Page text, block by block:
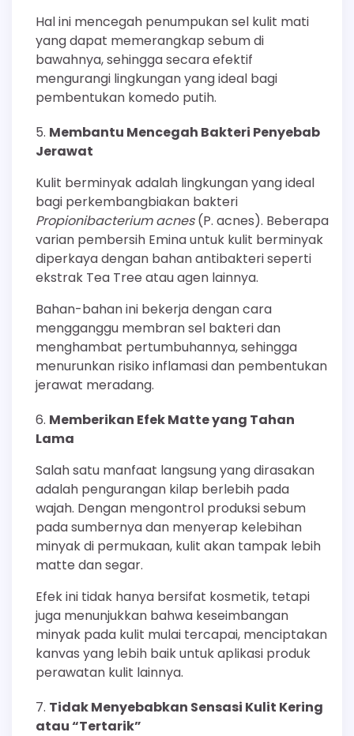
Hal ini mencegah penumpukan sel kulit mati
yang dapat memerangkap sebum di
bawahnya, sehingga secara efektif
mengurangi lingkungan yang ideal bagi
pembentukan komedo putih.
Membantu Mencegah Bakteri Penyebab
Jerawat
Kulit berminyak adalah lingkungan yang ideal
bagi perkembangbiakan bakteri
Propionibacterium acnes(P. acnes). Beberapa
varian pembersih Emina untuk kulit berminyak
diperkaya dengan bahan antibakteri seperti
ekstrak Tea Tree atau agen lainnya.
Bahan-bahan ini bekerja dengan cara
mengganggu membran sel bakteri dan
menghambat pertumbuhannya, sehingga
menurunkan risiko inflamasi dan pembentukan
jerawat meradang.
Memberikan Efek Matte yang Tahan
Lama
Salah satu manfaat langsung yang dirasakan
adalah pengurangan kilap berlebih pada
wajah. Dengan mengontrol produksi sebum
pada sumbernya dan menyerap kelebihan
minyak di permukaan, kulit akan tampak lebih
matte dan segar.
Efek ini tidak hanya bersifat kosmetik, tetapi
juga menunjukkan bahwa keseimbangan
minyak pada kulit mulai tercapai, menciptakan
kanvas yang lebih baik untuk aplikasi produk
perawatan kulit lainnya.
Tidak Menyebabkan Sensasi Kulit Kering
atau “Tertarik”